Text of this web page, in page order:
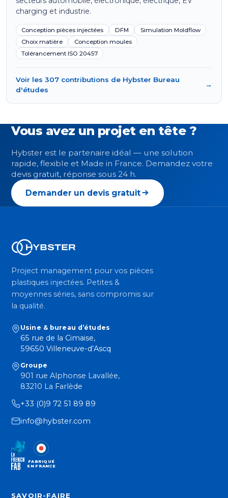
charging et industrie.
Conception pièces injectées DFM
Simulation Moldflow
Choix matière
Conception moules
Tolérancement ISO 20457
Voir les 307 contributions de Hybster Bureau
d'études
→
Vous avez un projet en tête ?
Hybster est le partenaire idéal — une solution
rapide, flexible et Made in France. Demandez votre
devis gratuit, réponse sous 24 h.
Demander un devis gratuit
Project management pour vos pièces
plastiques injectées. Petites &
moyennes séries, sans compromis sur
la qualité.
Usine & bureau d’études
65 rue de la Cimaise,
59650 Villeneuve-d’Ascq
Groupe
901 rue Alphonse Lavallée,
83210 La Farlède
+33 (0)9 72 51 89 89
info@hybster.com
FABRIQUÉ
EN FRANCE
SAVOIR-FAIRE